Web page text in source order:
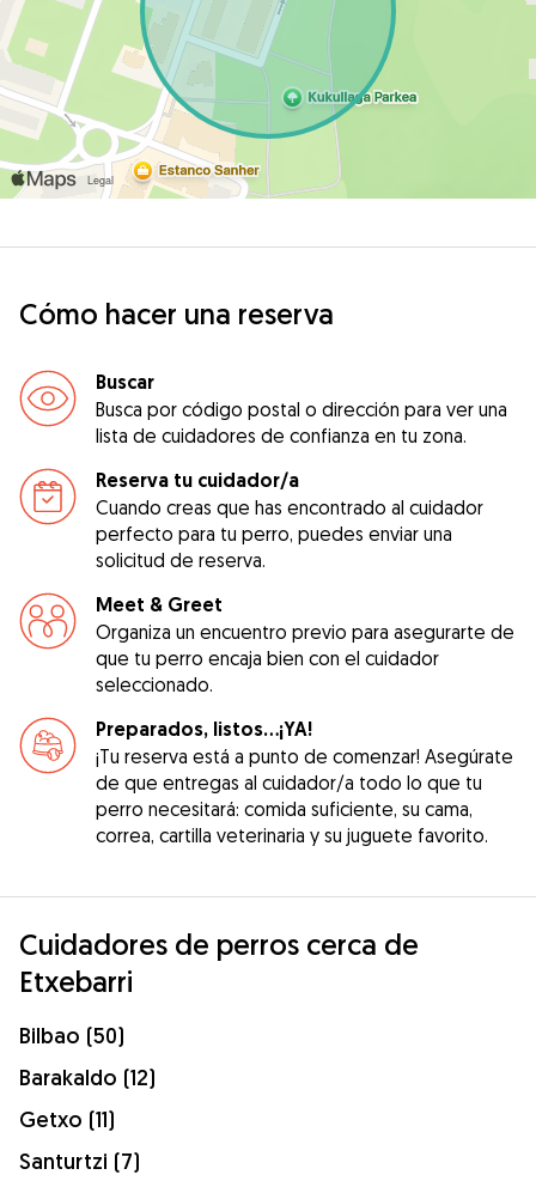
Cómo hacer una reserva
Buscar
Busca por código postal o dirección para ver una
lista de cuidadores de confianza en tu zona.
Reserva tu cuidador/a
Cuando creas que has encontrado al cuidador
perfecto para tu perro, puedes enviar una
solicitud de reserva.
Meet & Greet
Organiza un encuentro previo para asegurarte de
que tu perro encaja bien con el cuidador
seleccionado.
Preparados, listos...¡YA!
¡Tu reserva está a punto de comenzar! Asegúrate
de que entregas al cuidador/a todo lo que tu
perro necesitará: comida suficiente, su cama,
correa, cartilla veterinaria y su juguete favorito.
Cuidadores de perros cerca de
Etxebarri
Bilbao (50)
Barakaldo (12)
Getxo (11)
Santurtzi (7)